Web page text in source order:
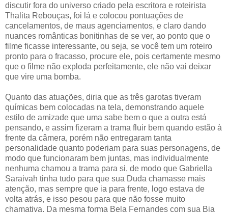
discutir fora do universo criado pela escritora e roteirista
Thalita Rebouças, foi lá e colocou pontuações de
cancelamentos, de maus agenciamentos, e claro dando
nuances românticas bonitinhas de se ver, ao ponto que o
filme ficasse interessante, ou seja, se você tem um roteiro
pronto para o fracasso, procure ele, pois certamente mesmo
que o filme não exploda perfeitamente, ele não vai deixar
que vire uma bomba.
Quanto das atuações, diria que as três garotas tiveram
químicas bem colocadas na tela, demonstrando aquele
estilo de amizade que uma sabe bem o que a outra está
pensando, e assim fizeram a trama fluir bem quando estão à
frente da câmera, porém não entregaram tanta
personalidade quanto poderiam para suas personagens, de
modo que funcionaram bem juntas, mas individualmente
nenhuma chamou a trama para si, de modo que Gabriella
Saraivah tinha tudo para que sua Duda chamasse mais
atenção, mas sempre que ia para frente, logo estava de
volta atrás, e isso pesou para que não fosse muito
chamativa. Da mesma forma Bela Fernandes com sua Bia